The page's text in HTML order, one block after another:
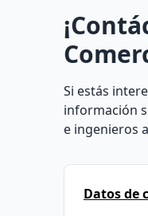
Si estás
información
e ingenieros
Datos de